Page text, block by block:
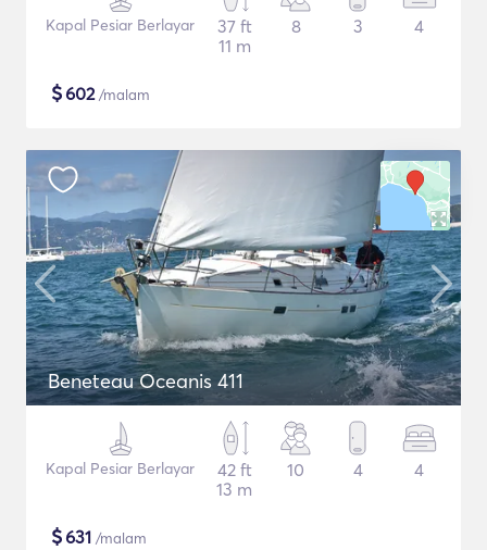
Kapal Pesiar Berlayar
37 ft
11 m
8 3 4
$602/malam
Beneteau Oceanis 411
Kapal Pesiar Berlayar
42 ft
13 m
10 4 4
$631 /malam